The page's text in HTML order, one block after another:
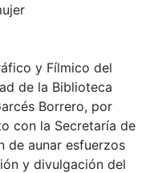
y Fílmico del
de la Biblioteca
Borrero, por
con la Secretaría de
de aunar esfuerzos
y divulgación del